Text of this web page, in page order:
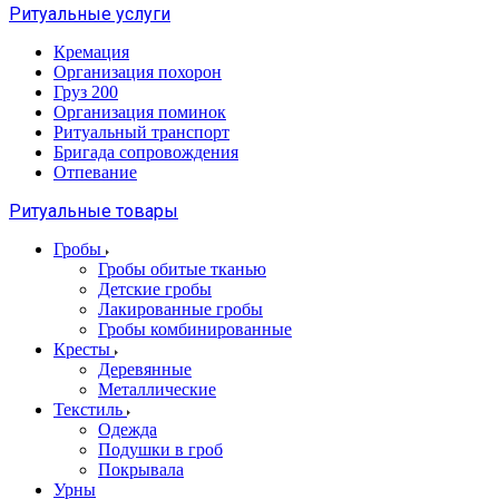
Ритуальные услуги
Кремация
Организация похорон
Груз 200
Организация поминок
Ритуальный транспорт
Бригада сопровождения
Отпевание
Ритуальные товары
Гробы
Гробы обитые тканью
Детские гробы
Лакированные гробы
Гробы комбинированные
Кресты
Деревянные
Металлические
Текстиль
Одежда
Подушки в гроб
Покрывала
Урны